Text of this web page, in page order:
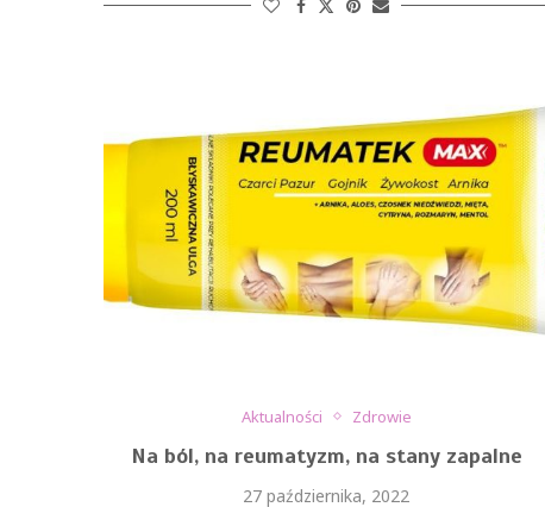
Aktualności Zdrowie
Na ból, na reumatyzm, na stany zapalne
27 października, 2022